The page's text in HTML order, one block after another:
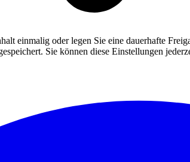
einmalig oder legen Sie eine dauerhafte
Sie können diese Einstellungen